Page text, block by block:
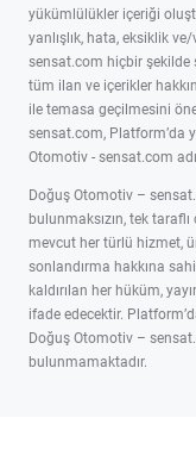
yükümlülükler içeriği
yanlışlık, hata, eksiklik
sensat.com hiçbir şekilde
tüm ilan ve içerikler
ile temasa geçilmesini
sensat.com, Platform’da
Otomotiv - sensat.com
Doğuş Otomotiv –
bulunmaksızın, tek
mevcut her türlü hizmet,
sonlandırma hakkına
kaldırılan her hüküm,
ifade edecektir.
Doğuş Otomotiv –
bulunmamaktadır.